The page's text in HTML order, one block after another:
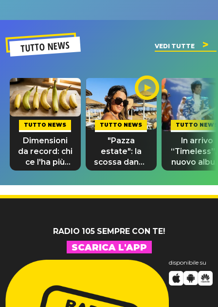
TUTTO NEWS VEDI TUTTE
TUTTO NEWS
Dimensioni
da record: chi
ce l'ha più
lungo nel
mondo?
TUTTO NEWS
"Pazza
estate": la
scossa dance
di Sara
Tommasi
TUTTO NEWS
In arrivo
nuovo
di Prince
10 brani
inediti
RADIO 105 SEMPRE CON TE!
SCARICA L'APP
disponibile su